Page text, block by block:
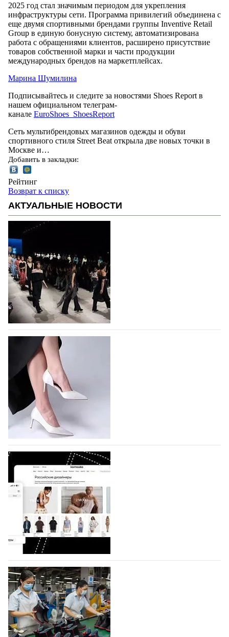
2025 год стал значимым периодом для укрепления
инфраструктуры сети. Программа привилегий объединена с
еще двумя спортивными брендами группы Inventive Retail
Group в единую бонусную систему, автоматизирована
работа с обращениями клиентов, расширено присутствие
товаров собственной марки и части продукции
международных брендов на маркетплейсах.
Марина Шумилина
Подписывайтесь и следите за новостями Shoes Report в
нашем официальном телеграм-
канале EuroShoes_ShoesReport
Сеть мультибрендовых магазинов одежды и обуви
спортивного стиля Street Beat открыла две новых точки в
Москве и…
Добавить в закладки:
Рейтинг
Возврат к списку
АКТУАЛЬНЫЕ НОВОСТИ
На участие в Московской неделе моды
подано 1047 заявок
На участие в седьмой Московской неделе моды,
которая пройдет в российской столице с 26 сентября
по 1 октября, уже подано 1047 заявок. Примерно
половину из них (494) прислали дизайнеры,
коллекции которых не были представлены в…
07.08.2026 537
BALLINA представит свои новинки на Euro
Shoes
Компания BALLINA Guangzhou Lihuang Footwear
Co., Ltd., основанная в 2011 году и расположенная в
Гуанчжоу, столице моды Китая, является
профессиональной обувной компанией,
объединяющей разработку, производство и…
07.08.2026 393
На платформе Lamoda - новый раздел и
условия продвижения локальных
дизайнерских марок
Российский маркетплейс Lamoda решил обновить